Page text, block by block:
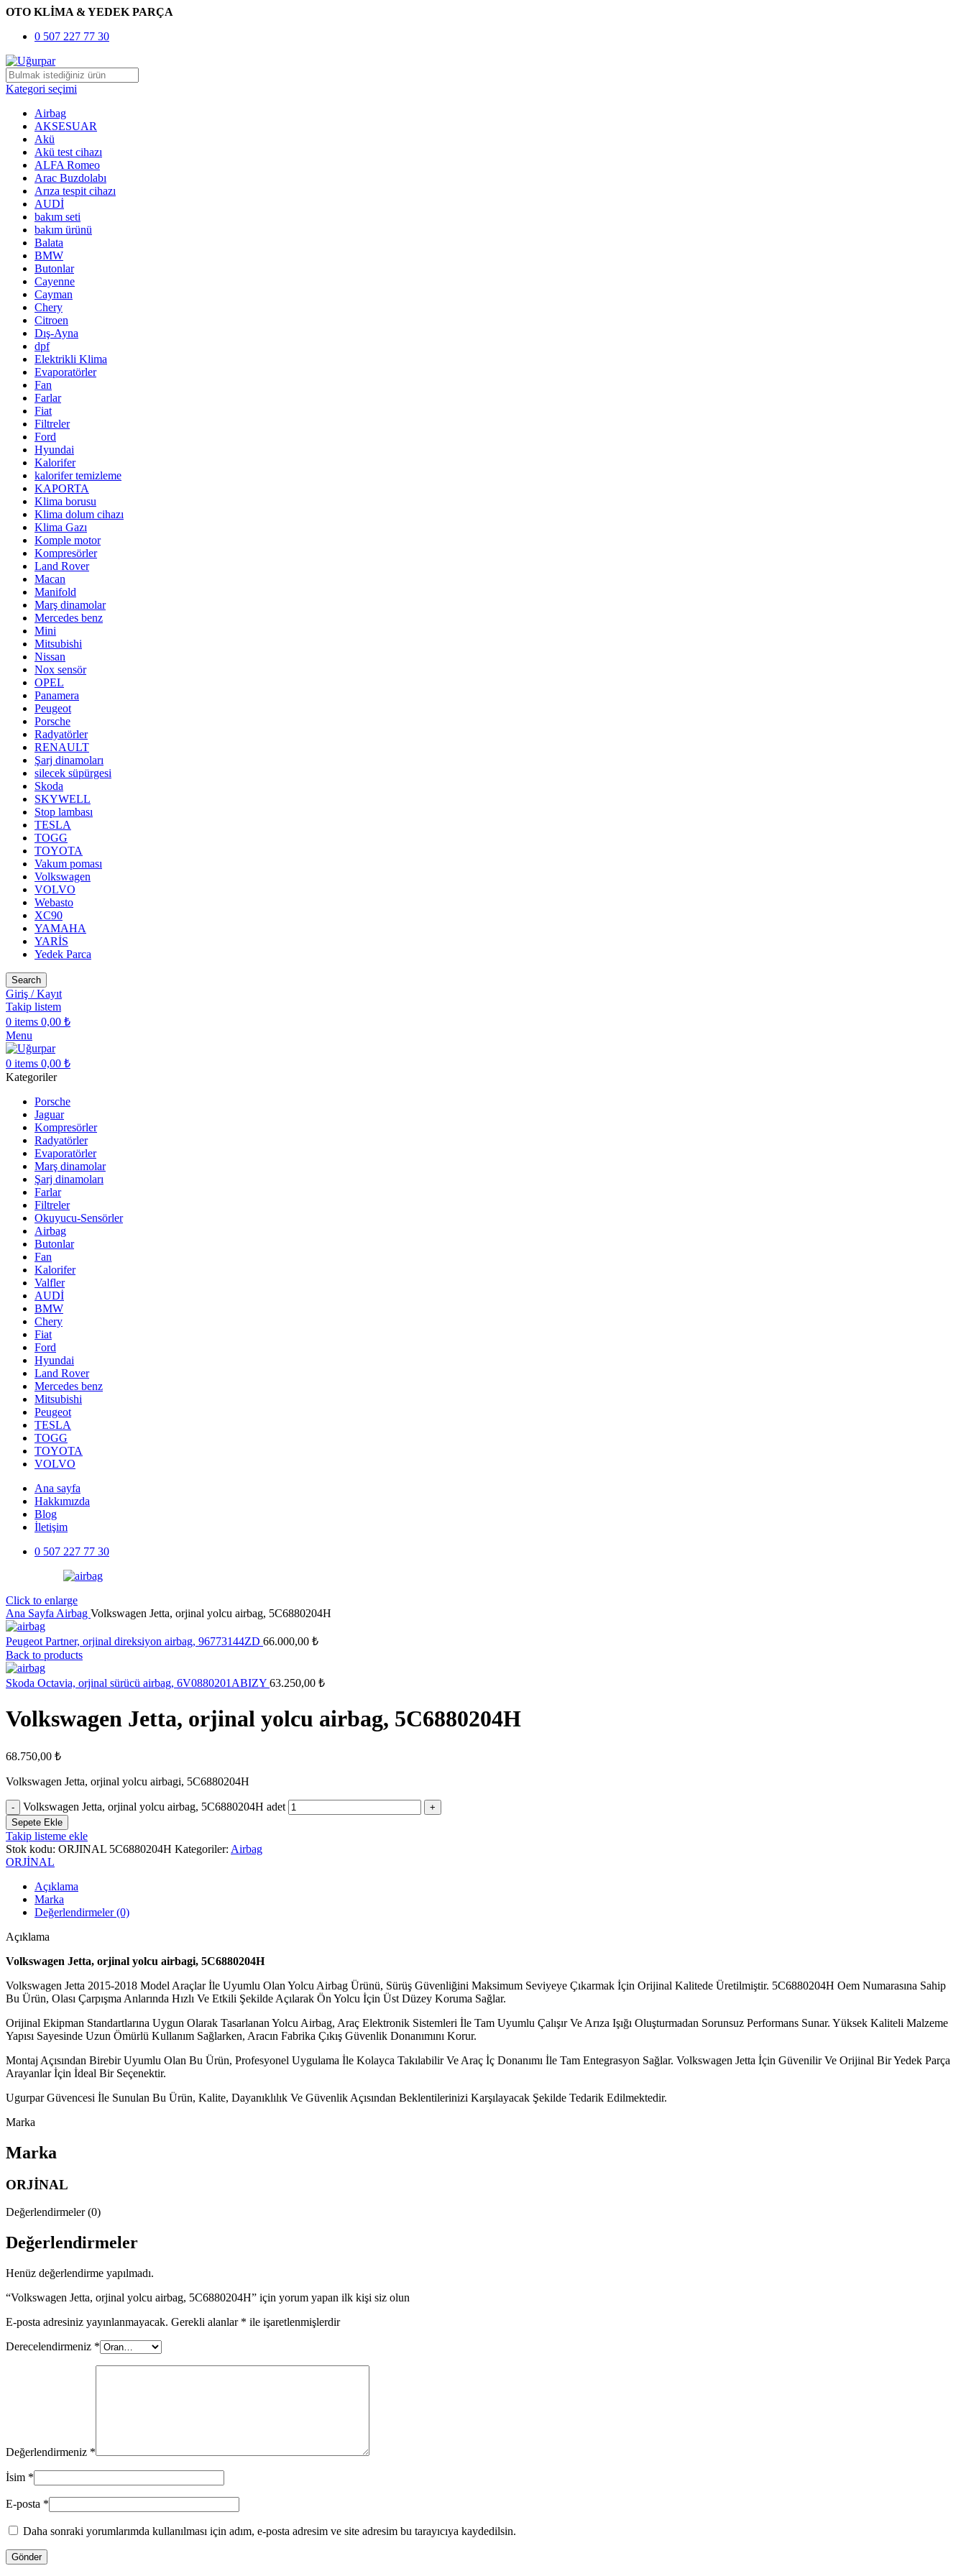
OTO KLİMA & YEDEK PARÇA
0 507 227 77 30
Kategori seçimi
Airbag
AKSESUAR
Akü
Akü test cihazı
ALFA Romeo
Arac Buzdolabı
Arıza tespit cihazı
AUDİ
bakım seti
bakım ürünü
Balata
BMW
Butonlar
Cayenne
Cayman
Chery
Citroen
Dış-Ayna
dpf
Elektrikli Klima
Evaporatörler
Fan
Farlar
Fiat
Filtreler
Ford
Hyundai
Kalorifer
kalorifer temizleme
KAPORTA
Klima borusu
Klima dolum cihazı
Klima Gazı
Komple motor
Kompresörler
Land Rover
Macan
Manifold
Marş dinamolar
Mercedes benz
Mini
Mitsubishi
Nissan
Nox sensör
OPEL
Panamera
Peugeot
Porsche
Radyatörler
RENAULT
Şarj dinamoları
silecek süpürgesi
Skoda
SKYWELL
Stop lambası
TESLA
TOGG
TOYOTA
Vakum poması
Volkswagen
VOLVO
Webasto
XC90
YAMAHA
YARİS
Yedek Parca
Search
Giriş / Kayıt
Takip listem
0 items 0,00 ₺
Menu
0 items 0,00 ₺
Kategoriler
Porsche
Jaguar
Kompresörler
Radyatörler
Evaporatörler
Marş dinamolar
Şarj dinamoları
Farlar
Filtreler
Okuyucu-Sensörler
Airbag
Butonlar
Fan
Kalorifer
Valfler
AUDİ
BMW
Chery
Fiat
Ford
Hyundai
Land Rover
Mercedes benz
Mitsubishi
Peugeot
TESLA
TOGG
TOYOTA
VOLVO
Ana sayfa
Hakkımızda
Blog
İletişim
0 507 227 77 30
Click to enlarge
Ana Sayfa Airbag Volkswagen Jetta, orjinal yolcu airbag, 5C6880204H
Peugeot Partner, orjinal direksiyon airbag, 96773144ZD 66.000,00 ₺
Back to products
Skoda Octavia, orjinal sürücü airbag, 6V0880201ABIZY 63.250,00 ₺
Volkswagen Jetta, orjinal yolcu airbag, 5C6880204H
68.750,00 ₺
Volkswagen Jetta, orjinal yolcu airbagi, 5C6880204H
Volkswagen Jetta, orjinal yolcu airbag, 5C6880204H adet
Sepete Ekle
Takip listeme ekle
Stok kodu: ORJINAL 5C6880204H Kategoriler: Airbag
ORJİNAL
Açıklama
Marka
Değerlendirmeler (0)
Açıklama
Volkswagen Jetta, orjinal yolcu airbagi, 5C6880204H
Volkswagen Jetta 2015-2018 Model Araçlar İle Uyumlu Olan Yolcu Airbag Ürünü, Sürüş Güvenliğini Maksimum Seviyeye Çıkarmak İçin Orijinal Kalitede Üretilmiştir. 5C6880204H Oem Numarasına Sahip
Bu Ürün, Olası Çarpışma Anlarında Hızlı Ve Etkili Şekilde Açılarak Ön Yolcu İçin Üst Düzey Koruma Sağlar.
Orijinal Ekipman Standartlarına Uygun Olarak Tasarlanan Yolcu Airbag, Araç Elektronik Sistemleri İle Tam Uyumlu Çalışır Ve Arıza Işığı Oluşturmadan Sorunsuz Performans Sunar. Yüksek Kaliteli Malzeme
Yapısı Sayesinde Uzun Ömürlü Kullanım Sağlarken, Aracın Fabrika Çıkış Güvenlik Donanımını Korur.
Montaj Açısından Birebir Uyumlu Olan Bu Ürün, Profesyonel Uygulama İle Kolayca Takılabilir Ve Araç İç Donanımı İle Tam Entegrasyon Sağlar. Volkswagen Jetta İçin Güvenilir Ve Orijinal Bir Yedek Parça
Arayanlar İçin İdeal Bir Seçenektir.
Ugurpar Güvencesi İle Sunulan Bu Ürün, Kalite, Dayanıklılık Ve Güvenlik Açısından Beklentilerinizi Karşılayacak Şekilde Tedarik Edilmektedir.
Marka
Marka
ORJİNAL
Değerlendirmeler (0)
Değerlendirmeler
Henüz değerlendirme yapılmadı.
“Volkswagen Jetta, orjinal yolcu airbag, 5C6880204H” için yorum yapan ilk kişi siz olun
E-posta adresiniz yayınlanmayacak. Gerekli alanlar * ile işaretlenmişlerdir
Derecelendirmeniz *
Değerlendirmeniz *
İsim *
E-posta *
Daha sonraki yorumlarımda kullanılması için adım, e-posta adresim ve site adresim bu tarayıcıya kaydedilsin.